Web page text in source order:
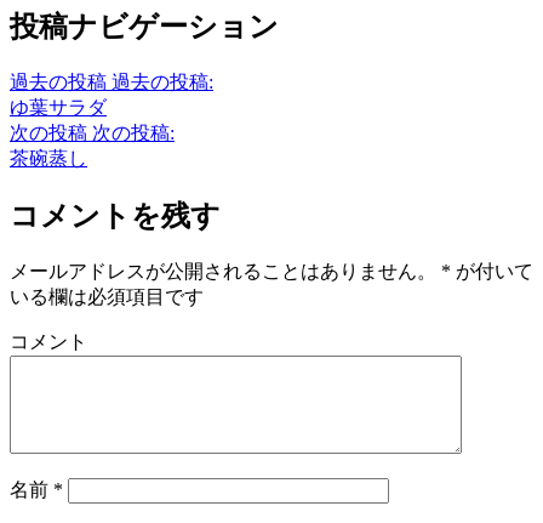
投稿ナビゲーション
過去の投稿 過去の投稿:
ゆ葉サラダ
次の投稿 次の投稿:
茶碗蒸し
コメントを残す
メールアドレスが公開されることはありません。 * が付いて
いる欄は必須項目です
コメント
名前 *